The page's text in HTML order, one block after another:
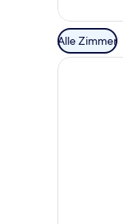
Verfügbare
Filter
für
Alle Zimmer